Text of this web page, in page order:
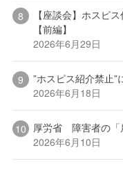
【座談会】ホスピ
【前編】
2026年6月29日
”ホスピス紹介禁止”
2026年6月18日
厚労省 障害者の「
2026年6月10日